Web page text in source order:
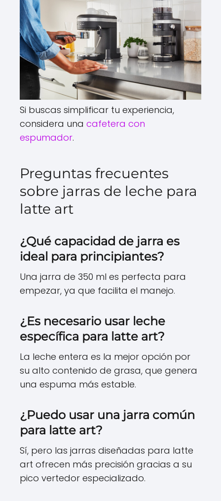
Si buscas simplificar tu experiencia,
considera una cafetera con
espumador.
Preguntas frecuentes
sobre jarras de leche para
latte art
¿Qué capacidad de jarra es
ideal para principiantes?
Una jarra de 350 ml es perfecta para
empezar, ya que facilita el manejo.
¿Es necesario usar leche
específica para latte art?
La leche entera es la mejor opción por
su alto contenido de grasa, que genera
una espuma más estable.
¿Puedo usar una jarra común
para latte art?
Sí, pero las jarras diseñadas para latte
art ofrecen más precisión gracias a su
pico vertedor especializado.